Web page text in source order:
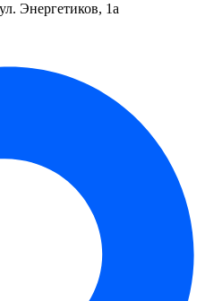
Энергетиков, 1а